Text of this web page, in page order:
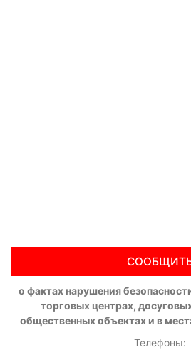
о фактах нарушения
торговых центрах,
общественных объектах и в
Телефоны: